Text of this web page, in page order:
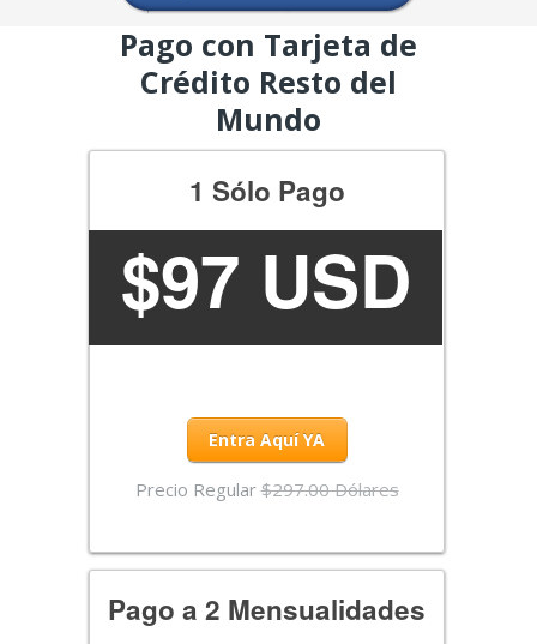
Pago con Tarjeta de
Crédito Resto del
Mundo
1 Sólo Pago
$97 USD
Entra Aquí YA
Precio Regular$297.00 Dólares
Pago a 2 Mensualidades